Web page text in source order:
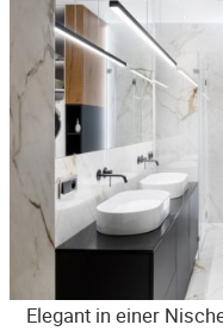
Elegant in einer